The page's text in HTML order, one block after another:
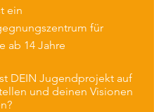
ein
für
ab 14 Jahre
DEIN Jugendprojekt auf
und deinen Visionen